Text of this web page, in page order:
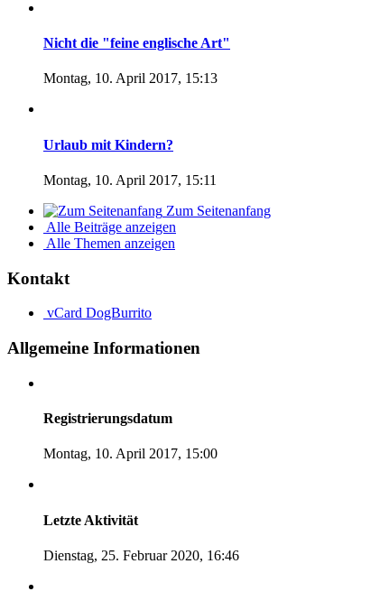
Nicht die "feine englische Art"
Montag, 10. April 2017, 15:13
Urlaub mit Kindern?
Montag, 10. April 2017, 15:11
Zum Seitenanfang
Alle Beiträge anzeigen
Alle Themen anzeigen
Kontakt
vCard DogBurrito
Allgemeine Informationen
Registrierungsdatum
Montag, 10. April 2017, 15:00
Letzte Aktivität
Dienstag, 25. Februar 2020, 16:46